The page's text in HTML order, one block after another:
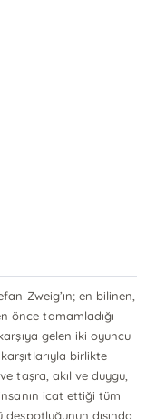
Zweig’ın; en bilinen,
önce tamamladığı
gelen iki oyuncu
birlikte
taşra, akıl ve duygu,
icat ettiği tüm
dışında